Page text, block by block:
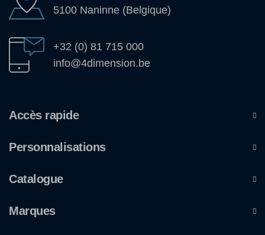
5100 Naninne (Belgique)
+32 (0) 81 715 000
info@4dimension.be
Accès rapide
Personnalisations
Catalogue
Marques